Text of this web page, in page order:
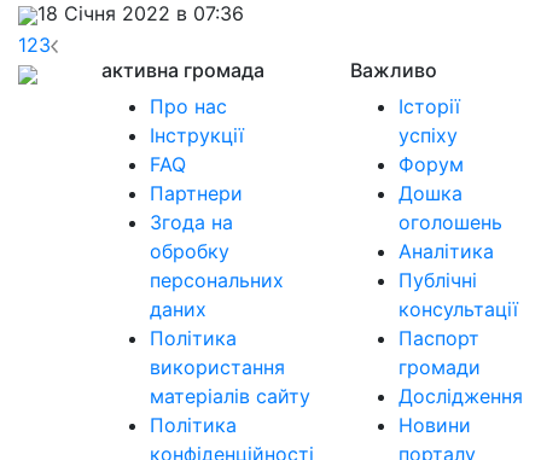
18 Січня 2022 в 07:36
123
активна громада
Про нас
Інструкції
FAQ
Партнери
Згода на
обробку
персональних
даних
Політика
використання
матеріалів сайту
Політика
конфіденційності
Важливо
Історії
успіху
Форум
Дошка
оголошень
Аналітика
Публічні
консультації
Паспорт
громади
Дослідження
Новини
порталу